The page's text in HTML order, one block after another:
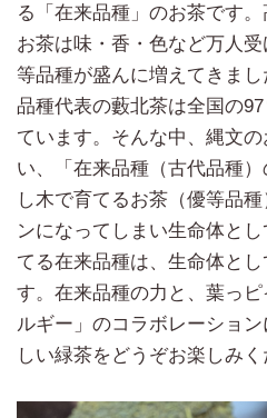
る「在来品種」のお茶です。
お茶は味・香・色など万人
等品種が盛んに増えてきま
品種代表の藪北茶は全国の
ています。そんな中、縄文
い、「在来品種（古代品種
し木で育てるお茶（優等品
ンになってしまい生命体と
てる在来品種は、生命体と
す。在来品種の力と、葉っ
ルギー」のコラボレーショ
しい緑茶をどうぞお楽しみく